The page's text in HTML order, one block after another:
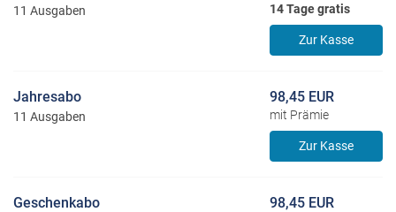
11 Ausgaben 14 Tage gratis
Zur Kasse
Jahresabo
11 Ausgaben
98,45 EUR
mit Prämie
Zur Kasse
Geschenkabo 98,45 EUR